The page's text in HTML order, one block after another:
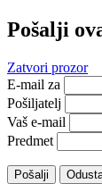
Pošalji
Zatvori prozor
E-mail za
Pošiljatelj
Vaš e-mail
Predmet
Pošalji